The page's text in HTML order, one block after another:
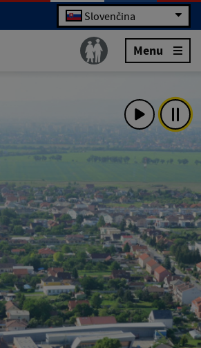
Slovenčina
Menu